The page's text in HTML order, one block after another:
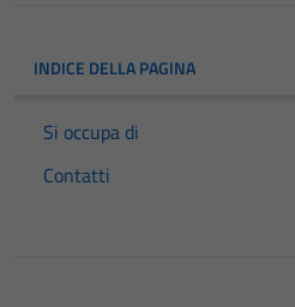
INDICE DELLA PAGINA
Si occupa di
Contatti